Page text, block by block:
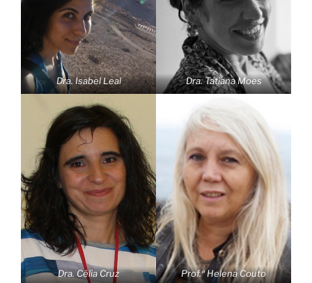
Dra. Isabel Leal Dra. Tatiana Moes
Dra. Célia Cruz Prof.ª Helena Couto